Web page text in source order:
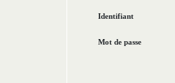
Identifiant
Mot de passe